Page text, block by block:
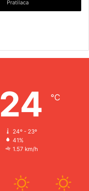
Pratilaca
24 ℃
24º - 23º
41%
1.57 km/h